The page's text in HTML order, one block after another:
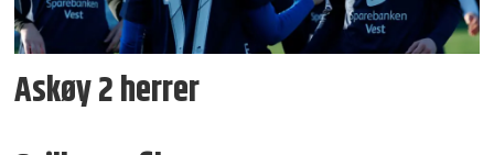
Askøy 2 herrer